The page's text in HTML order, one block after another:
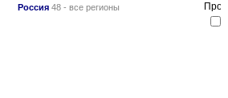
Россия 48 - все регионы